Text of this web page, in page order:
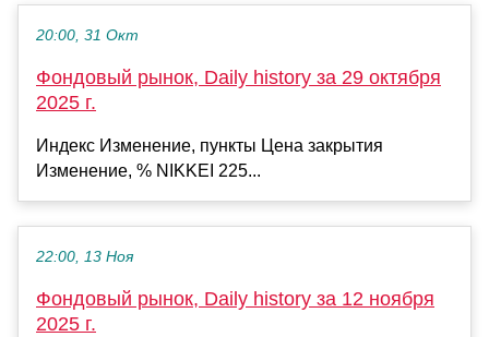
20:00, 31 Окт
Фондовый рынок, Daily history за 29 октября
2025 г.
Индекс Изменение, пункты Цена закрытия
Изменение, % NIKKEI 225...
22:00, 13 Ноя
Фондовый рынок, Daily history за 12 ноября
2025 г.